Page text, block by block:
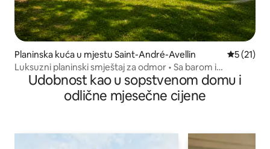
Planinska kuća u mjestu Saint-André-Avellin prosječna
5 (21)
Luksuzni planinski smještaj za odmor • Sa barom i
igraonicom
Udobnost kao u sopstvenom domu i
odlične mjesečne cijene